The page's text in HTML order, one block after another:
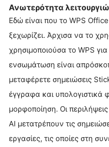
Ανωτερότητα
Εδώ είναι που το WPS
ξεχωρίζει. Άρχισα να το
χρησιμοποιούσα το WPS
ενσωμάτωση είναι
μεταφέρετε σημειώσεις
έγγραφα και υπολογιστικά
μορφοποίηση. Οι
AI μετατρέπουν τις
εργασίες, τις οποίες στη